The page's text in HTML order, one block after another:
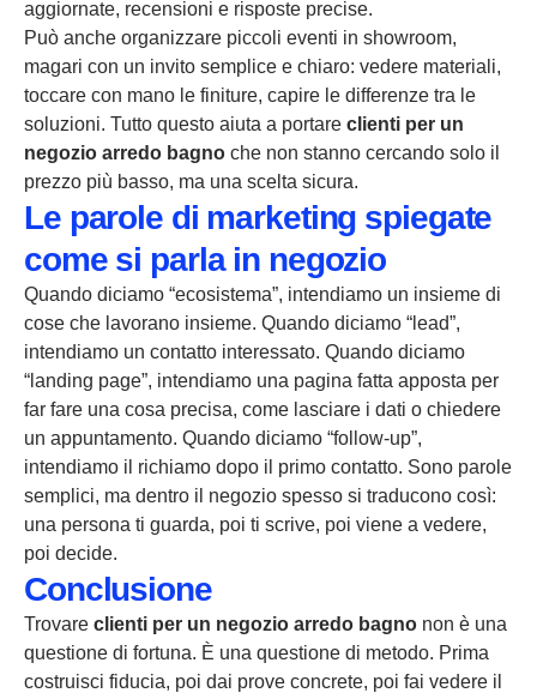
aggiornate, recensioni e risposte precise.
Può anche organizzare piccoli eventi in showroom,
magari con un invito semplice e chiaro: vedere materiali,
toccare con mano le finiture, capire le differenze tra le
soluzioni. Tutto questo aiuta a portare clienti per un
negozio arredo bagno che non stanno cercando solo il
prezzo più basso, ma una scelta sicura.
Le parole di marketing spiegate
come si parla in negozio
Quando diciamo “ecosistema”, intendiamo un insieme di
cose che lavorano insieme. Quando diciamo “lead”,
intendiamo un contatto interessato. Quando diciamo
“landing page”, intendiamo una pagina fatta apposta per
far fare una cosa precisa, come lasciare i dati o chiedere
un appuntamento. Quando diciamo “follow-up”,
intendiamo il richiamo dopo il primo contatto. Sono parole
semplici, ma dentro il negozio spesso si traducono così:
una persona ti guarda, poi ti scrive, poi viene a vedere,
poi decide.
Conclusione
Trovare clienti per un negozio arredo bagno non è una
questione di fortuna. È una questione di metodo. Prima
costruisci fiducia, poi dai prove concrete, poi fai vedere il